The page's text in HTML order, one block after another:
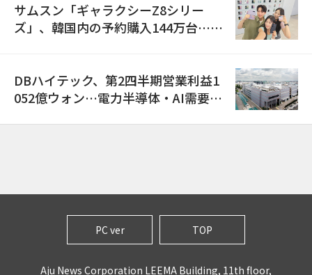
サムスン「ギャラクシーZ8シリー
ズ」、韓国内の予約購入144万台…
DBハイテック、第2四半期営業利益1
052億ウォン…電力半導体・AI需要増
PC ver TOP
Aju News Corporation LEEMA Building, 11th floor,